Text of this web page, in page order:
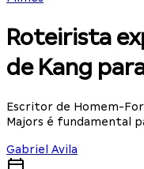
Roteirista
de Kang
Escritor de Homem-
Majors é fundamental
Gabriel Avila